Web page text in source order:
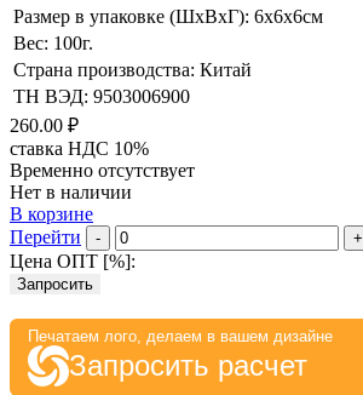
Размер в упаковке (ШхВxГ): 6х6х6cм
Вес: 100г.
Страна производства: Китай
ТН ВЭД: 9503006900
260.00 ₽
ставка НДС 10%
Временно отсутствует
Нет в наличии
В корзине
Перейти
- +
Цена ОПТ [%]:
Запросить
Печатаем лого, делаем в вашем дизайне
Запросить расчет